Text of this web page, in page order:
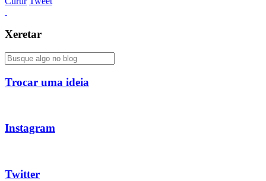
Xeretar
Trocar uma ideia
Instagram
Twitter